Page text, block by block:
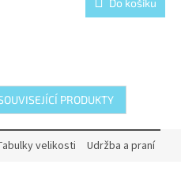
Do košíku
PRODUKTY
velikosti Udržba a praní